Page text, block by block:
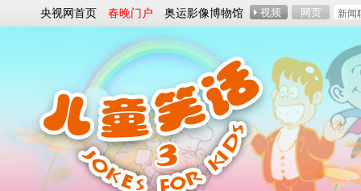
央视网首页 春晚门户 奥运影像博物馆